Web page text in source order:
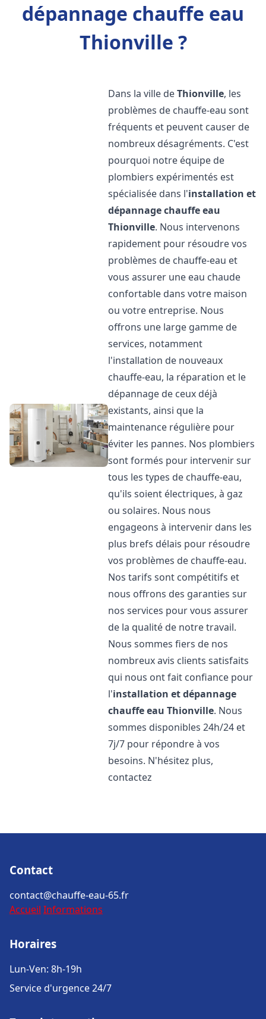
dépannage chauffe eau
Thionville ?
Dans la ville deThionville, les
problèmes de chauffe-eau sont
fréquents et peuvent causer de
nombreux désagréments. C'est
pourquoi notre équipe de
plombiers expérimentés est
spécialisée dans l'installation et
dépannage chauffe eau
Thionville. Nous intervenons
rapidement pour résoudre vos
problèmes de chauffe-eau et
vous assurer une eau chaude
confortable dans votre maison
ou votre entreprise. Nous
offrons une large gamme de
services, notamment
l'installation de nouveaux
chauffe-eau, la réparation et le
dépannage de ceux déjà
existants, ainsi que la
maintenance régulière pour
éviter les pannes. Nos plombiers
sont formés pour intervenir sur
tous les types de chauffe-eau,
qu'ils soient électriques, à gaz
ou solaires. Nous nous
engageons à intervenir dans les
plus brefs délais pour résoudre
vos problèmes de chauffe-eau.
Nos tarifs sont compétitifs et
nous offrons des garanties sur
nos services pour vous assurer
de la qualité de notre travail.
Nous sommes fiers de nos
nombreux avis clients satisfaits
qui nous ont fait confiance pour
l'installation et dépannage
chauffe eau Thionville. Nous
sommes disponibles 24h/24 et
7j/7 pour répondre à vos
besoins. N'hésitez plus,
contactez
Contact
contact@chauffe-eau-65.fr
Accueil Informations
Horaires
Lun-Ven: 8h-19h
Service d'urgence 24/7